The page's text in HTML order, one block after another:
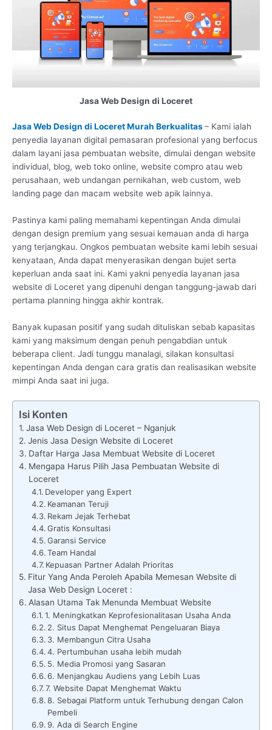
Jasa Web Design di Loceret
Jasa Web Design di Loceret Murah Berkualitas– Kami ialah
penyedia layanan digital pemasaran profesional yang berfocus
dalam layani jasa pembuatan website, dimulai dengan website
individual, blog, web toko online, website compro atau web
perusahaan, web undangan pernikahan, web custom, web
landing page dan macam website web apik lainnya.
Pastinya kami paling memahami kepentingan Anda dimulai
dengan design premium yang sesuai kemauan anda di harga
yang terjangkau. Ongkos pembuatan website kami lebih sesuai
kenyataan, Anda dapat menyerasikan dengan bujet serta
keperluan anda saat ini. Kami yakni penyedia layanan jasa
website di Loceret yang dipenuhi dengan tanggung-jawab dari
pertama planning hingga akhir kontrak.
Banyak kupasan positif yang sudah dituliskan sebab kapasitas
kami yang maksimum dengan penuh pengabdian untuk
beberapa client. Jadi tunggu manalagi, silakan konsultasi
kepentingan Anda dengan cara gratis dan realisasikan website
mimpi Anda saat ini juga.
Isi Konten
Jasa Web Design di Loceret – Nganjuk
Jenis Jasa Design Website di Loceret
Daftar Harga Jasa Membuat Website di Loceret
Mengapa Harus Pilih Jasa Pembuatan Website di
Loceret
Developer yang Expert
Keamanan Teruji
Rekam Jejak Terhebat
Gratis Konsultasi
Garansi Service
Team Handal
Kepuasan Partner Adalah Prioritas
Fitur Yang Anda Peroleh Apabila Memesan Website di
Jasa Web Design Loceret :
Alasan Utama Tak Menunda Membuat Website
1. Meningkatkan Keprofesionalitasan Usaha Anda
2. Situs Dapat Menghemat Pengeluaran Biaya
3. Membangun Citra Usaha
4. Pertumbuhan usaha lebih mudah
5. Media Promosi yang Sasaran
6. Menjangkau Audiens yang Lebih Luas
7. Website Dapat Menghemat Waktu
8. Sebagai Platform untuk Terhubung dengan Calon
Pembeli
9. Ada di Search Engine